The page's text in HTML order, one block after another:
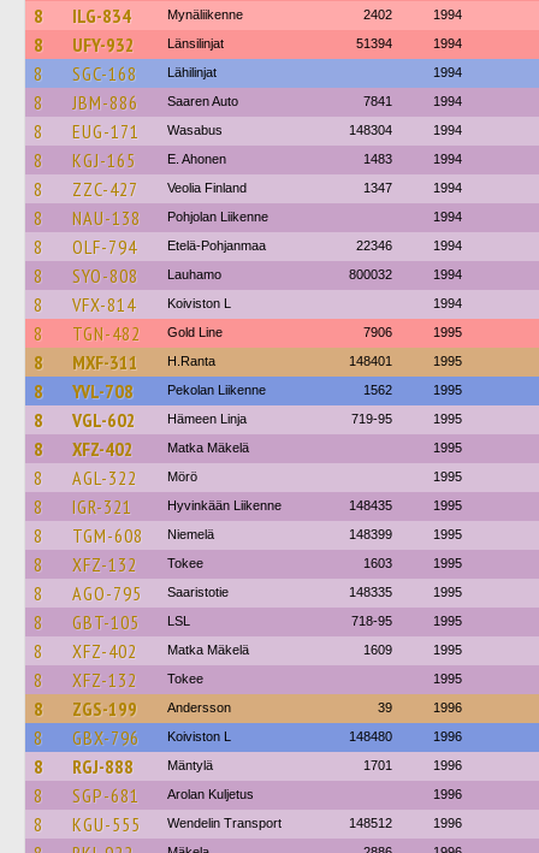
8 ILG-834 Mynäliikenne 2402 1994
8 UFY-932 Länsilinjat 51394 1994
8 SGC-168 Lähilinjat 1994
8 JBM-886 Saaren Auto 7841 1994
8 EUG-171 Wasabus 148304 1994
8 KGJ-165 E. Ahonen 1483 1994
8 ZZC-427 Veolia Finland 1347 1994
8 NAU-138 Pohjolan Liikenne 1994
8 OLF-794 Etelä-Pohjanmaa 22346 1994
8 SYO-808 Lauhamo 800032 1994
8 VFX-814 Koiviston L 1994
8 TGN-482 Gold Line 7906 1995
8 MXF-311 H.Ranta 148401 1995
8 YVL-708 Pekolan Liikenne 1562 1995
8 VGL-602 Hämeen Linja 719-95 1995
8 XFZ-402 Matka Mäkelä 1995
8 AGL-322 Mörö 1995
8 IGR-321 Hyvinkään Liikenne 148435 1995
8 TGM-608 Niemelä 148399 1995
8 XFZ-132 Tokee 1603 1995
8 AGO-795 Saaristotie 148335 1995
8 GBT-105 LSL 718-95 1995
8 XFZ-402 Matka Mäkelä 1609 1995
8 XFZ-132 Tokee 1995
8 ZGS-199 Andersson 39 1996
8 GBX-796 Koiviston L 148480 1996
8 RGJ-888 Mäntylä 1701 1996
8 SGP-681 Arolan Kuljetus 1996
8 KGU-555 Wendelin Transport 148512 1996